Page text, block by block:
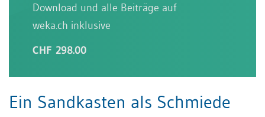
Download und alle Beiträge auf
weka.ch inklusive
CHF 298.00
Ein Sandkasten als Schmiede